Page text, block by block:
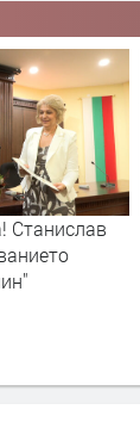
Станислав